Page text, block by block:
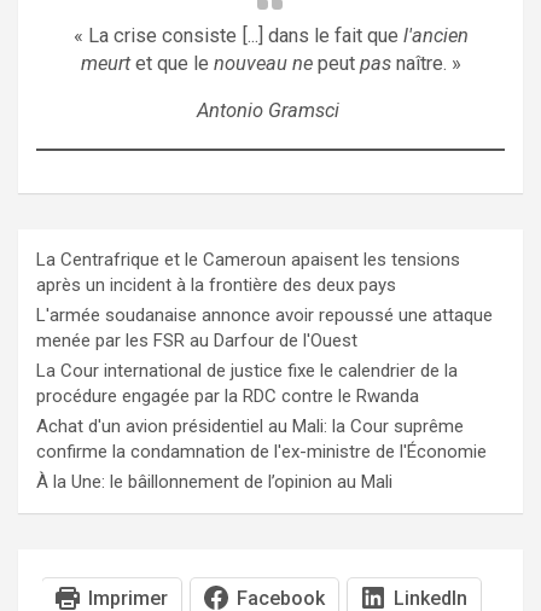
« La crise consiste [...] dans le fait que l'ancien
meurtet que le nouveau nepeut pasnaître. »
Antonio Gramsci
La Centrafrique et le Cameroun apaisent les tensions
après un incident à la frontière des deux pays
L'armée soudanaise annonce avoir repoussé une attaque
menée par les FSR au Darfour de l'Ouest
La Cour international de justice fixe le calendrier de la
procédure engagée par la RDC contre le Rwanda
Achat d'un avion présidentiel au Mali: la Cour suprême
confirme la condamnation de l'ex-ministre de l'Économie
À la Une: le bâillonnement de l’opinion au Mali
Imprimer Facebook LinkedIn